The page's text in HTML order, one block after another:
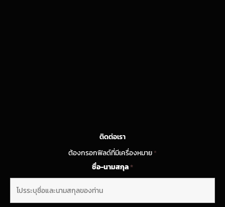
ติดต่อเรา
ต้องกรอกฟิลด์ที่มีเครื่องหมาย*
ชื่อ-นามสกุล*